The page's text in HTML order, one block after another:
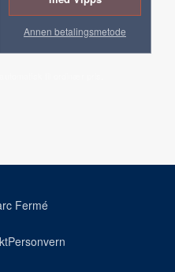
Annen betalingsmetode
Fermé
Personvern